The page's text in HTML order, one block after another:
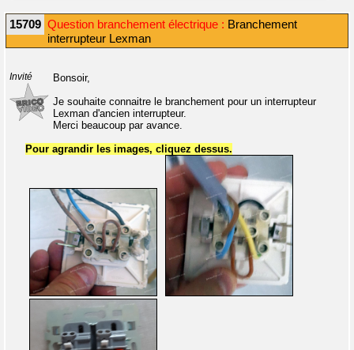
15709 Question branchement électrique : Branchement
interrupteur Lexman
Invité
Bonsoir,
Je souhaite connaitre le branchement pour un interrupteur
Lexman d'ancien interrupteur.
Merci beaucoup par avance.
Pour agrandir les images, cliquez dessus.